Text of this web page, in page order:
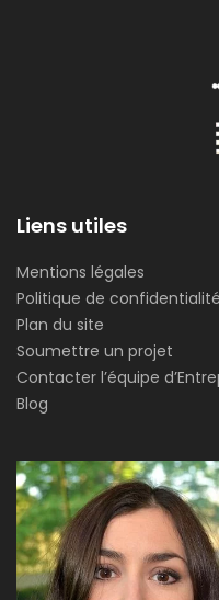
Liens utiles
Mentions légales
Politique de confidentialité
Plan du site
Soumettre un projet
Contacter l’équipe
Blog